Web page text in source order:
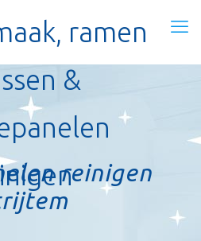
ramen
&
reinigen